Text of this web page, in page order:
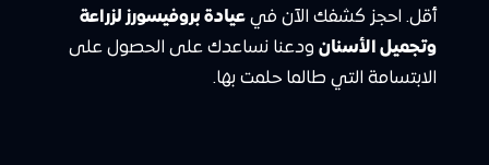
أقل. احجز كشفك الآن في عيادة بروفيسورز لزراعة
وتجميل الأسنان ودعنا نساعدك على الحصول على
الابتسامة التي طالما حلمت بها.